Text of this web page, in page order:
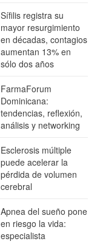
Sífilis registra su
mayor resurgimiento
en décadas, contagios
aumentan 13% en
sólo dos años
FarmaForum
Dominicana:
tendencias, reflexión,
análisis y networking
Esclerosis múltiple
puede acelerar la
pérdida de volumen
cerebral
Apnea del sueño pone
en riesgo la vida:
especialista